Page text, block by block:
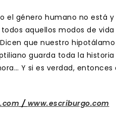
el género humano no está
aquellos modos de
que nuestro
guarda toda la
Y si es verdad,
/ www.escriburgo.com